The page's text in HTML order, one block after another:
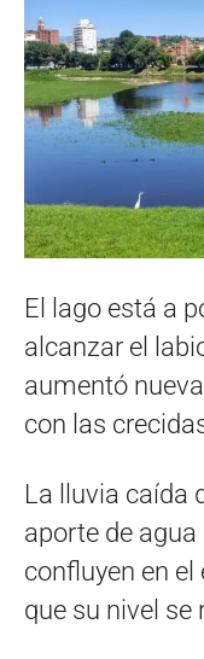
El lago está a
alcanzar el
aumentó
con las
La lluvia caída
aporte de
confluyen en el
que su nivel se